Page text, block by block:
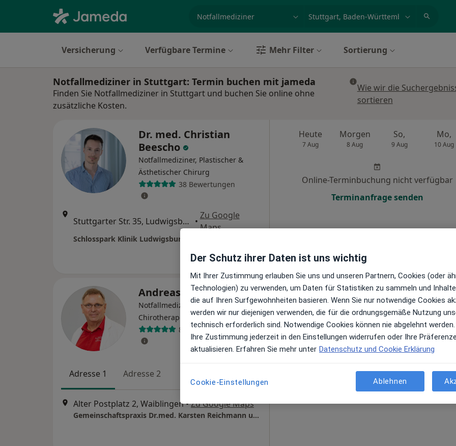
Versicherung Verfügbare Termine Mehr Filter Sortierung
Notfallmediziner in Stuttgart: Termin buchen mit jameda
Finden Sie Notfallmediziner in Stuttgart und buchen Sie online ohne
zusätzliche Kosten.
Wie wir die
sortieren
Dr. med. Christian
Beescho
Notfallmediziner, Plastischer &
Ästhetischer Chirurg
38 Bewertungen
Stuttgarter Str. 35, Ludwigsburg •
Zu Google
Maps
Heute
7 Aug
Morgen
8 Aug
So,
9 Aug
Mo,
10 Aug
Online-Terminbuchung nicht verfügbar
Terminanfrage senden
Andreas Schlüter
Notfallmediziner, Allgemeinchirurg,
Chirotherapeut
81 Bewertungen
Adresse 1 Adresse 2
Alter Postplatz 2, Waiblingen•Zu Google Maps
Gemeinschaftspraxis Dr.med. Karsten Reichmann und Andreas Schlüter
Heute
7 Aug
Morgen
8 Aug
So,
9 Aug
Mo,
10 Aug
Online-Terminbuchung nicht verfügbar
Terminanfrage senden
Der Schutz ihrer Daten ist uns wichtig
Mit Ihrer Zustimmung erlauben Sie uns und unseren Partnern, Cookies (oder
Technologien) zu verwenden, um Daten für Statistiken zu sammeln und
die auf Ihren Surfgewohnheiten basieren. Wenn Sie nur notwendige Cookies
werden wir nur diejenigen verwenden, die für die ordnungsgemäße Nutzung
technisch erforderlich sind. Notwendige Cookies können nie abgelehnt werden.
Ihre Zustimmung jederzeit in den Einstellungen widerrufen oder Ihre
aktualisieren. Erfahren Sie mehr unter Datenschutz und Cookie Erklärung
Cookie-Einstellungen Ablehnen